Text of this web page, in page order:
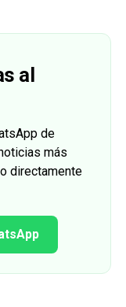
al
de
más
directamente